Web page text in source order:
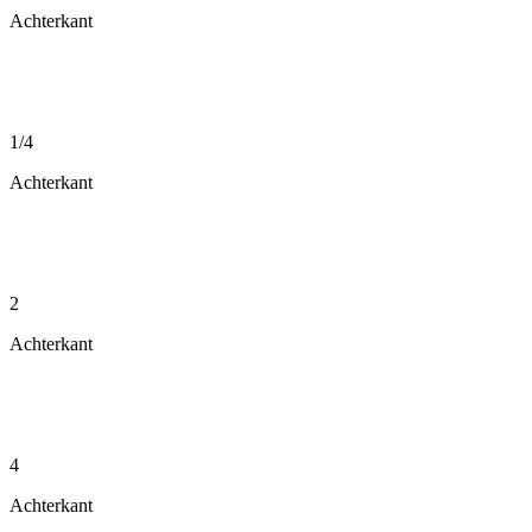
Achterkant
1/4
Achterkant
2
Achterkant
4
Achterkant